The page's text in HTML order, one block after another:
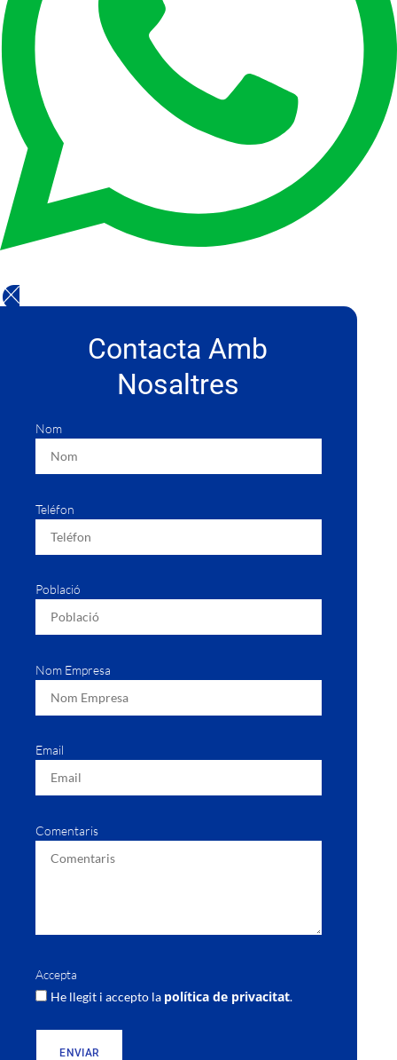
Contacta Amb
Nosaltres
Nom
Teléfon
Població
Nom Empresa
Email
Comentaris
Accepta
He llegit i accepto la política de privacitat.
ENVIAR